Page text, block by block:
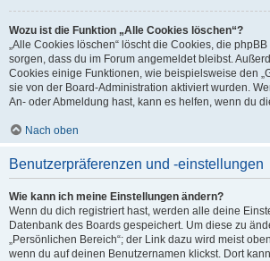
Wozu ist die Funktion „Alle Cookies löschen“?
„Alle Cookies löschen“ löscht die Cookies, die
sorgen, dass du im Forum angemeldet bleibst.
Cookies einige Funktionen, wie beispielsweise den
sie von der Board-Administration aktiviert wurden.
An- oder Abmeldung hast, kann es helfen, wenn du
Nach oben
Benutzerpräferenzen und -einstellungen
Wie kann ich meine Einstellungen ändern?
Wenn du dich registriert hast, werden alle deine
Datenbank des Boards gespeichert. Um diese zu
„Persönlichen Bereich“; der Link dazu wird meist
wenn du auf deinen Benutzernamen klickst. Dort